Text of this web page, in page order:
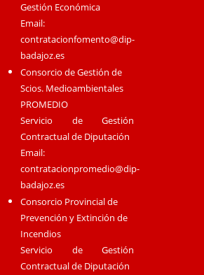
Gestión Económica
Email:
contratacionfomento@dip-
badajoz.es
Consorcio de Gestión de
Scios. Medioambientales
PROMEDIO
Servicio de Gestión
Contractual de Diputación
Email:
contratacionpromedio@dip-
badajoz.es
Consorcio Provincial de
Prevención y Extinción de
Incendios
Servicio de Gestión
Contractual de Diputación